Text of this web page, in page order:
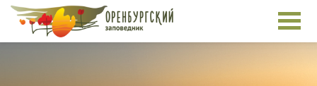
Skip to main content